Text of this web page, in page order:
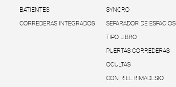
BATIENTES
CORREDERAS INTEGRADOS
SYNCRO
SEPARADOR DE ESPACIOS
TIPO LIBRO
PUERTAS CORREDERAS
OCULTAS
CON RIEL RIMADESIO